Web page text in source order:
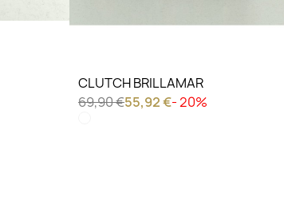
CLUTCH BRILLAMAR
69,90 €55,92 €- 20%